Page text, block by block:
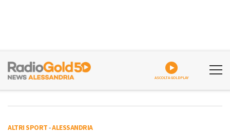
ASCOLTA GOLDPLAY
ALTRI SPORT-ALESSANDRIA